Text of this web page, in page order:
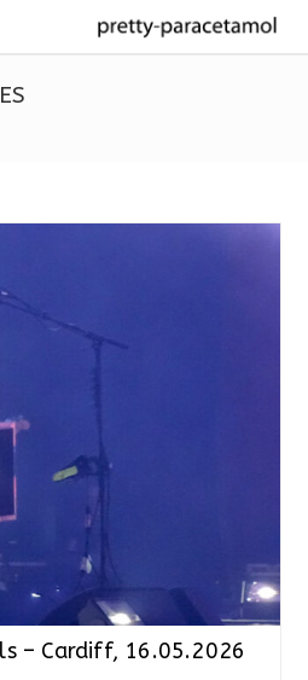
– Cardiff, 16.05.2026